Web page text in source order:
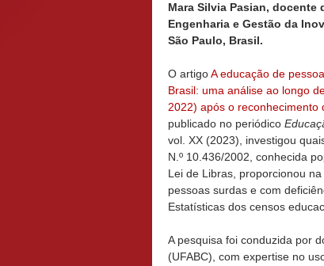
Mara Silvia Pasian, docente
Engenharia e Gestão da
São Paulo, Brasil.
O artigoA educação de
Brasil: uma análise ao longo
2022) após o reconhecimento
publicado no periódico
vol. XX (2023),
investigou
N.º 10.436/2002, conhecida
Lei de Libras, proporcionou
pessoas surdas e com
Estatísticas dos censos
A pesquisa foi conduzida por
(UFABC), com expertise no